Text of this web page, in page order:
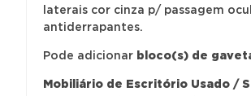
laterais cor cinza p/ passagem
antiderrapantes.
Pode adicionar bloco(s) de
Mobiliário de Escritório Usado /